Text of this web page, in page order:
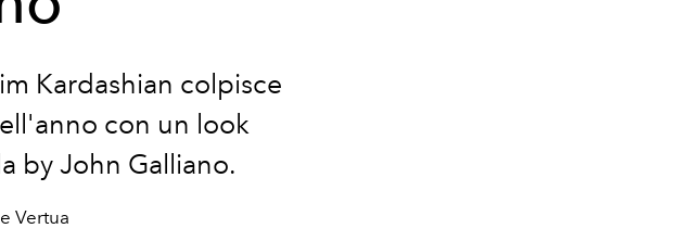
Kardashian colpisce
con un look
by John Galliano.
Vertua